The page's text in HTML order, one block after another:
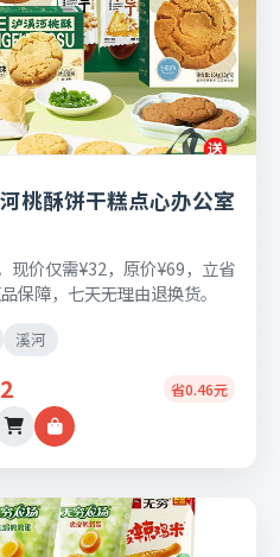
桃酥饼干糕点心办公室
现价仅需¥32，原价¥69，立省
保障，七天无理由退换货。
溪河
省0.46元